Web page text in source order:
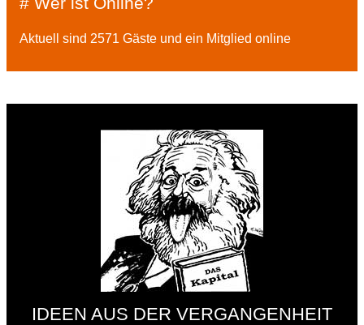
Aktuell sind 2571 Gäste und ein Mitglied online
IDEEN AUS DER VERGANGENHEIT